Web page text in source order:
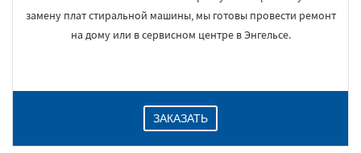
замену плат стиральной машины, мы готовы провести ремонт
на дому или в сервисном центре в Энгельсе.
ЗАКАЗАТЬ